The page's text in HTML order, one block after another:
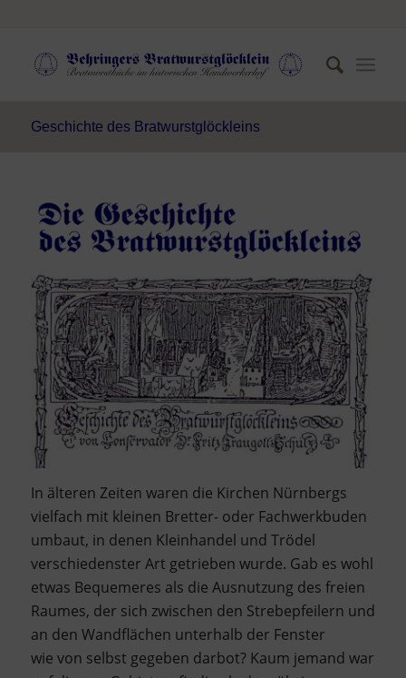
Geschichte des Bratwurstglöckleins
In älteren Zeiten waren die Kirchen Nürnbergs
vielfach mit kleinen Bretter- oder Fachwerkbuden
umbaut, in denen Kleinhandel und Trödel
verschiedenster Art getrieben wurde. Gab es wohl
etwas Bequemeres als die Ausnutzung des freien
Raumes, der sich zwischen den Strebepfeilern und
an den Wandflächen unterhalb der Fenster
wie von selbst gegeben darbot? Kaum jemand war